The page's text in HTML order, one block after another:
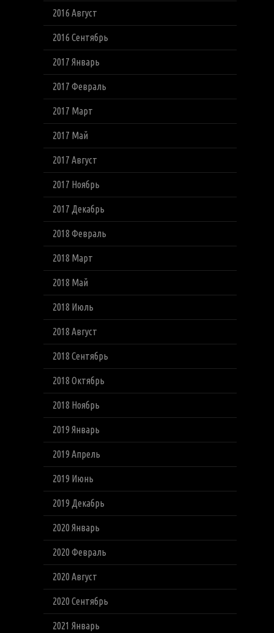
2016 Август
2016 Сентябрь
2017 Январь
2017 Февраль
2017 Март
2017 Май
2017 Август
2017 Ноябрь
2017 Декабрь
2018 Февраль
2018 Март
2018 Май
2018 Июль
2018 Август
2018 Сентябрь
2018 Октябрь
2018 Ноябрь
2019 Январь
2019 Апрель
2019 Июнь
2019 Декабрь
2020 Январь
2020 Февраль
2020 Август
2020 Сентябрь
2021 Январь